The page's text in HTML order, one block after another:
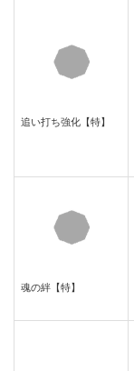
追い打ち強化【特】
魂の絆【特】